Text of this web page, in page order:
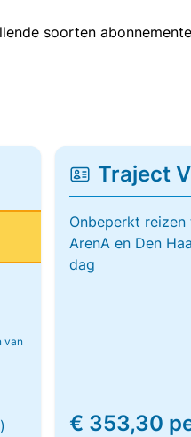
soorten
van
Traject
Onbeperkt reizen
ArenA en Den
dag
€ 353,30